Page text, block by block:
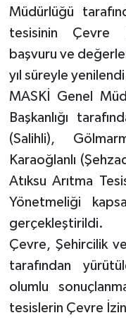
Müdürlüğü
tesisinin Çevre
başvuru ve
yıl süreyle
MASKİ Genel
Başkanlığı
(Salihli),
Karaoğlanlı
Atıksu Arıtma
Yönetmeliği
gerçekleştirildi.
Çevre, Şehircilik
tarafından
olumlu
tesislerin Çevre